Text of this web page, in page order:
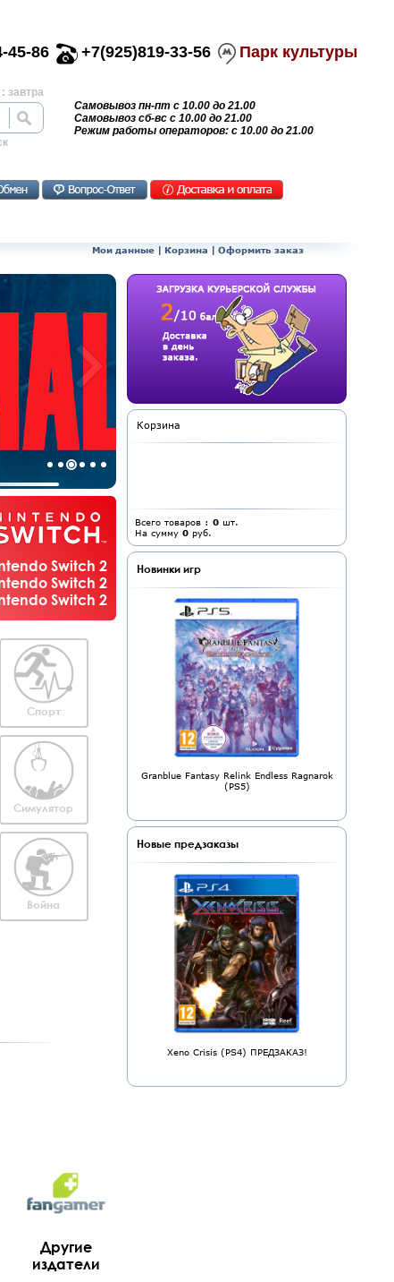
45-86 +7(925)819-33-56 Парк культуры
завтра
Самовывоз пн-пт с 10.00 до 21.00
Самовывоз сб-вс с 10.00 до 21.00
Режим работы операторов: с 10.00 до 21.00
Мои данные | Корзина | Оформить заказ
Switch 2
Switch 2
Switch 2
Спорт
Симулятор
Война
Другие
издатели
Корзина
Всего товаров : 0 шт.
На сумму 0 руб.
Новинки игр
Granblue Fantasy Relink Endless Ragnarok
(PS5)
Новые предзаказы
Xeno Crisis (PS4) ПРЕДЗАКАЗ!